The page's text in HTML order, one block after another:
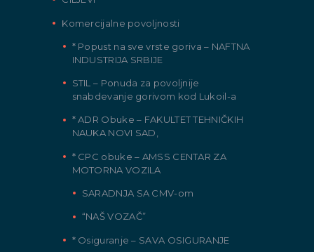
Komercijalne povoljnosti
* Popust na sve vrste goriva – NAFTNA
INDUSTRIJA SRBIJE
STIL – Ponuda za povoljnije
snabdevanje gorivom kod Lukoil-a
* ADR Obuke – FAKULTET TEHNIČKIH
NAUKA NOVI SAD,
* CPC obuke – AMSS CENTAR ZA
MOTORNA VOZILA
SARADNJA SA CMV-om
“NAŠ VOZAČ”
* Osiguranje – SAVA OSIGURANJE